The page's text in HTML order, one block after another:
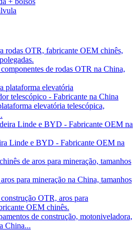
de rodas OTR na China,
elevatória telescópica,
Linde e BYD - Fabricante OEM na
para mineração na China, tamanhos
de construção, motoniveladora,
China...